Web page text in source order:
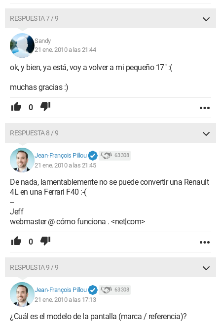
RESPUESTA 7 / 9
Sandy
21 ene. 2010 a las 21:44
ok, y bien, ya está, voy a volver a mi pequeño 17" :(
muchas gracias :)
0
RESPUESTA 8 / 9
Jean-François Pillou 63 308
21 ene. 2010 a las 21:45
De nada, lamentablemente no se puede convertir una Renault
4L en una Ferrari F40 :-(
--
Jeff
webmaster @ cómo funciona . <net|com>
0
RESPUESTA 9 / 9
Jean-François Pillou 63 308
21 ene. 2010 a las 17:13
¿Cuál es el modelo de la pantalla (marca / referencia)?